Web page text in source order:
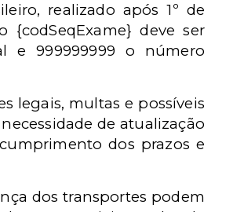
realizado após 1º de
deve ser
e 999999999 o número
legais, multas e possíveis
de atualização
dos prazos e
dos transportes podem